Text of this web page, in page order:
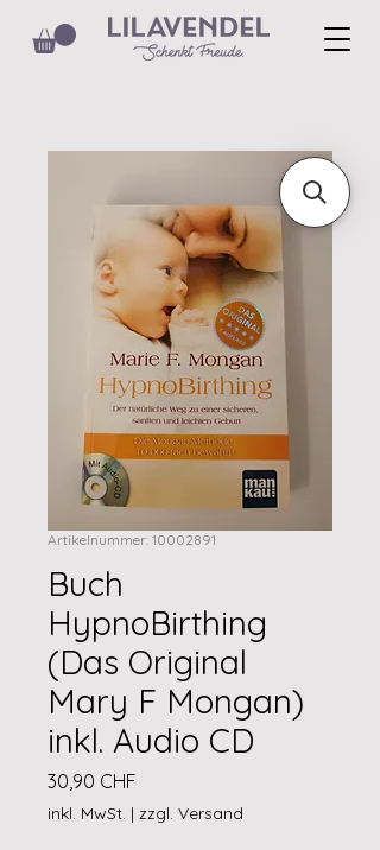
Artikelnummer: 10002891
Buch
HypnoBirthing
(Das Original
Mary F Mongan)
inkl. Audio CD
30,90 CHF
inkl. MwSt. | zzgl. Versand